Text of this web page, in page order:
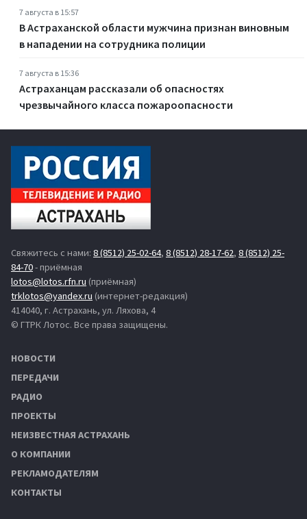
7 августа в 15:57
В Астраханской области мужчина признан виновным
в нападении на сотрудника полиции
7 августа в 15:36
Астраханцам рассказали об опасностях
чрезвычайного класса пожароопасности
Свяжитесь с нами: 8 (8512) 25-02-64, 8 (8512) 28-17-62, 8 (8512) 25-
84-70- приёмная
lotos@lotos.rfn.ru (приёмная)
trklotos@yandex.ru (интернет-редакция)
414040, г. Астрахань, ул. Ляхова, 4
© ГТРК Лотос. Все права защищены.
НОВОСТИ
ПЕРЕДАЧИ
РАДИО
ПРОЕКТЫ
НЕИЗВЕСТНАЯ АСТРАХАНЬ
О КОМПАНИИ
РЕКЛАМОДАТЕЛЯМ
КОНТАКТЫ